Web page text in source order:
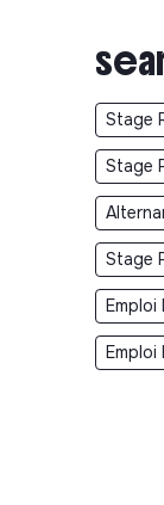
Stage
Stage
Stage
Emploi
Emploi